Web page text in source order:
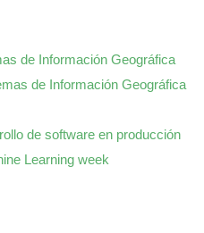
de Información Geográfica
de Información Geográfica
de software en producción
Learning week